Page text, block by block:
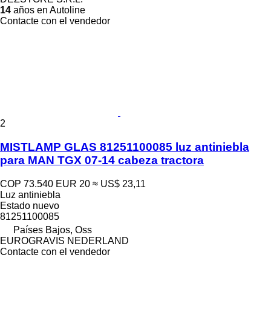
14 años en Autoline
Contacte con el vendedor
2
MISTLAMP GLAS 81251100085 luz antiniebla
para MAN TGX 07-14 cabeza tractora
COP 73.540 EUR 20 ≈ US$ 23,11
Luz antiniebla
Estado nuevo
81251100085
Países Bajos, Oss
EUROGRAVIS NEDERLAND
Contacte con el vendedor